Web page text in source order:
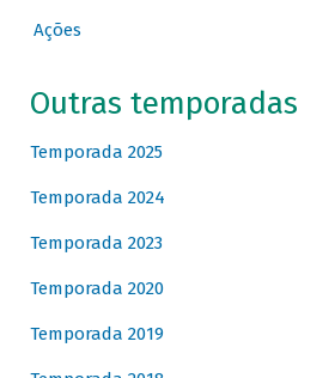
Ações
Outras temporadas
Temporada 2025
Temporada 2024
Temporada 2023
Temporada 2020
Temporada 2019